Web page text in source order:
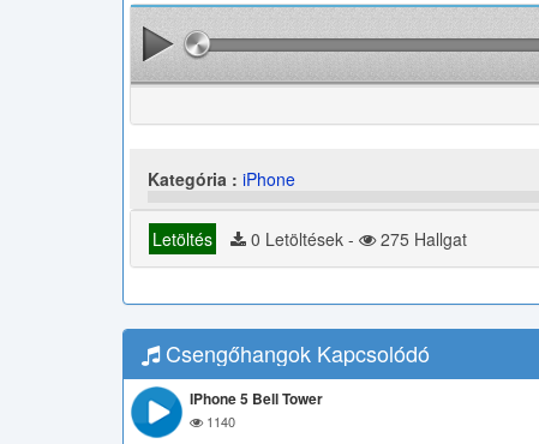
Kategória : iPhone
Letöltés 0 Letöltések - 275 Hallgat
Csengőhangok Kapcsolódó
IPhone 5 Bell Tower
1140